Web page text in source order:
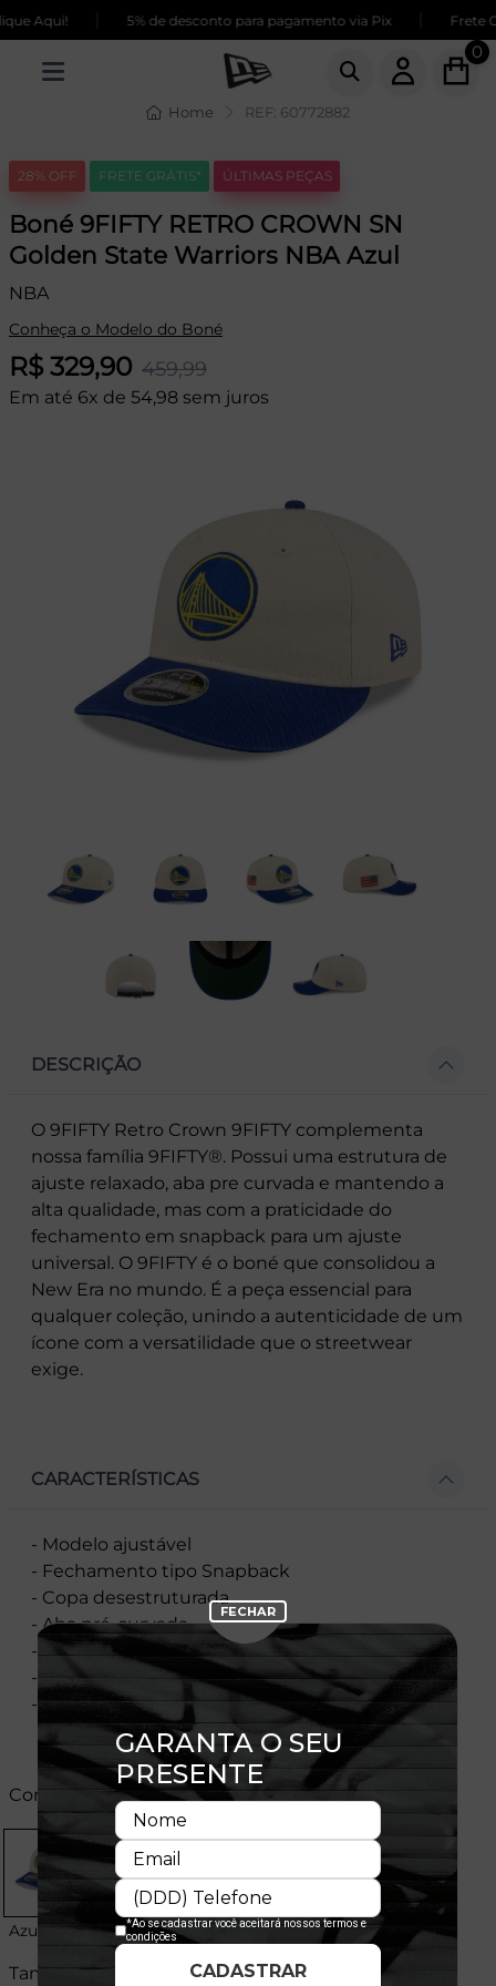
Aqui! 5% de desconto para pagamento via Pix Frete
0
Home REF: 60772882
28% OFF FRETE GRÁTIS* ÚLTIMAS PEÇAS
Boné 9FIFTY RETRO CROWN SN
Golden State Warriors NBA Azul
NBA
Conheça o Modelo do Boné
R$ 329,90 459,99
Em até 6x de 54,98 sem juros
DESCRIÇÃO
O 9FIFTY Retro Crown 9FIFTY complementa
nossa família 9FIFTY®. Possui uma estrutura de
ajuste relaxado, aba pre curvada e mantendo a
alta qualidade, mas com a praticidade do
fechamento em snapback para um ajuste
universal. O 9FIFTY é o boné que consolidou a
New Era no mundo. É a peça essencial para
qualquer coleção, unindo a autenticidade de um
ícone com a versatilidade que o streetwear
exige.
CARACTERÍSTICAS
- Modelo ajustável
- Fechamento tipo Snapback
- Copa desestruturada
- Aba pré-curvada
- Flag New Era® bordada na lateral esquerda
- Licença oficial
- Composição:100% Poliéster
Cores:
Azul
Tamanhos: